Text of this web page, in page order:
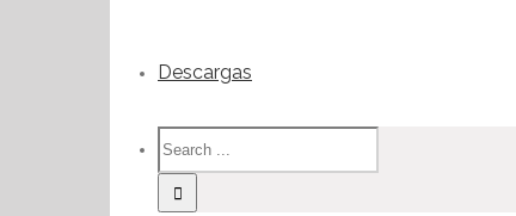
Descargas